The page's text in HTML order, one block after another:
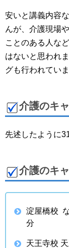
安いと講義内容
んが、介護現場
ことのある人な
はないと思われ
グも行われていま
介護のキ
先述したように
介護のキ
淀屋橋校
分
天王寺校